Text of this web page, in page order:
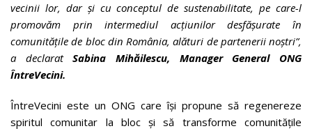
vecinii lor, dar și cu conceptul de sustenabilitate, pe care-l
promovăm prin intermediul acțiunilor desfășurate în
comunitățile de bloc din România, alături de partenerii noștri”,
a declaratSabina Mihăilescu, Manager General ONG
ÎntreVecini.
ÎntreVecini este un ONG care își propune să regenereze
spiritul comunitar la bloc și să transforme comunitățile